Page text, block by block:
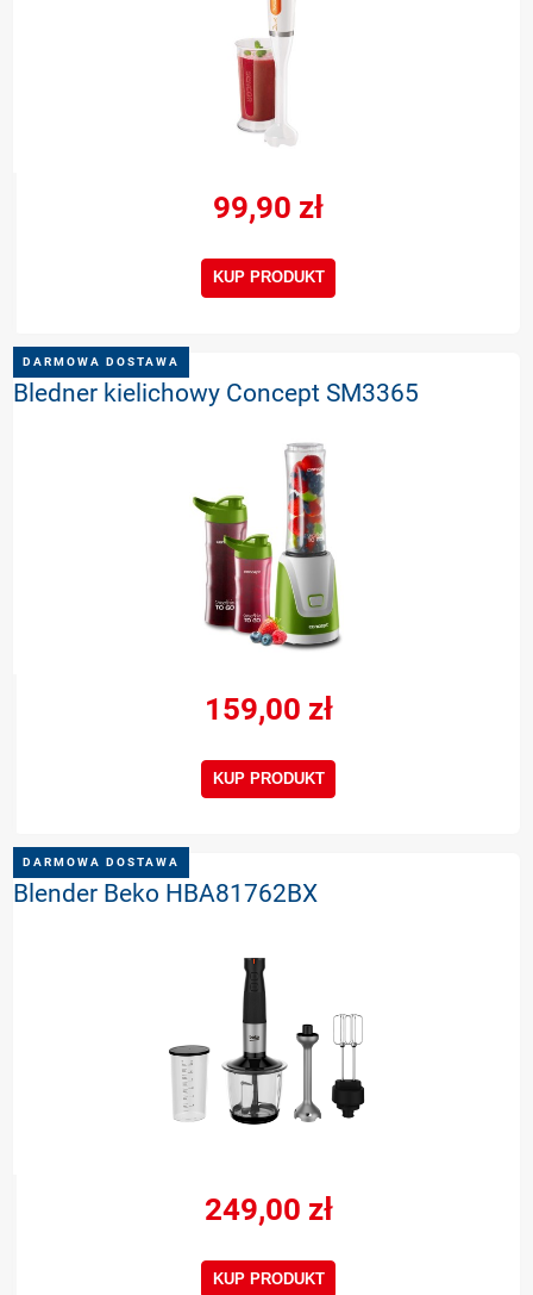
99,90 zł
KUP PRODUKT
Bledner kielichowy Concept SM3365
159,00 zł
KUP PRODUKT
DARMOWA DOSTAWA
Blender Beko HBA81762BX
249,00 zł
KUP PRODUKT
DARMOWA DOSTAWA